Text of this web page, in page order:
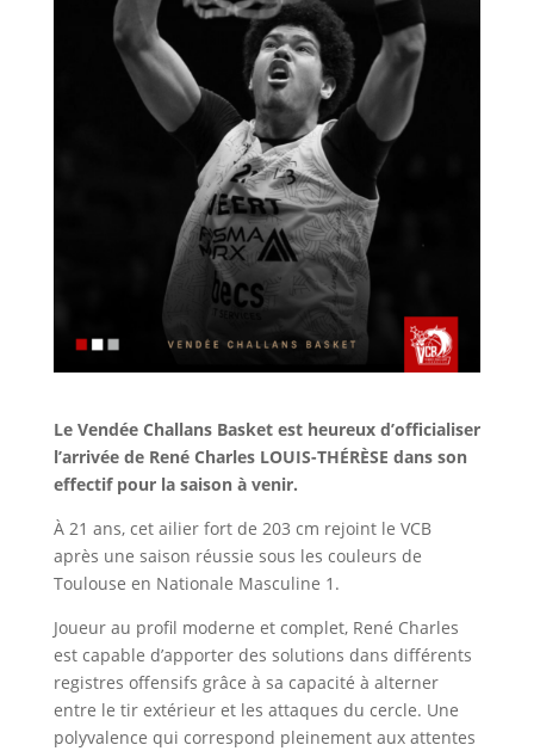
Le Vendée Challans Basket est heureux d’officialiser
l’arrivée de René Charles LOUIS-THÉRÈSE dans son
effectif pour la saison à venir.
À 21 ans, cet ailier fort de 203 cm rejoint le VCB
après une saison réussie sous les couleurs de
Toulouse en Nationale Masculine 1.
Joueur au profil moderne et complet, René Charles
est capable d’apporter des solutions dans différents
registres offensifs grâce à sa capacité à alterner
entre le tir extérieur et les attaques du cercle. Une
polyvalence qui correspond pleinement aux attentes